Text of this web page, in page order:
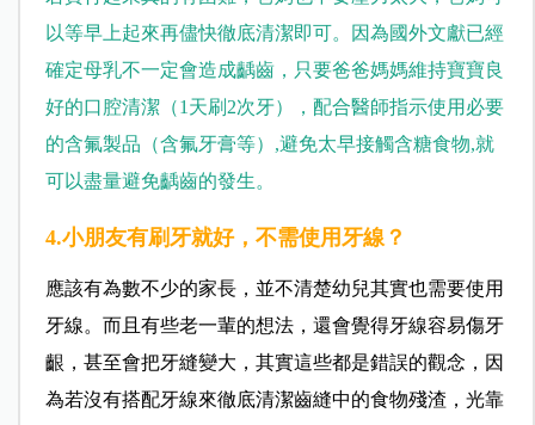
以等早上起來再儘快徹底清潔即可。因為國外文獻已經
確定母乳不一定會造成齲齒，只要爸爸媽媽維持寶寶良
好的口腔清潔（1天刷2次牙），配合醫師指示使用必要
的含氟製品（含氟牙膏等）,避免太早接觸含糖食物,就
可以盡量避免齲齒的發生。
4.小朋友有刷牙就好，不需使用牙線？
應該有為數不少的家長，並不清楚幼兒其實也需要使用
牙線。而且有些老一輩的想法，還會覺得牙線容易傷牙
齦，甚至會把牙縫變大，其實這些都是錯誤的觀念，因
為若沒有搭配牙線來徹底清潔齒縫中的食物殘渣，光靠